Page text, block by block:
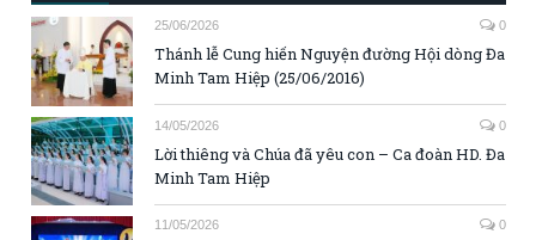
25/06/2026 0
Thánh lễ Cung hiến Nguyện đường Hội dòng Đa
Minh Tam Hiệp (25/06/2016)
14/05/2026 0
Lời thiêng và Chúa đã yêu con – Ca đoàn HD. Đa
Minh Tam Hiệp
11/05/2026 0